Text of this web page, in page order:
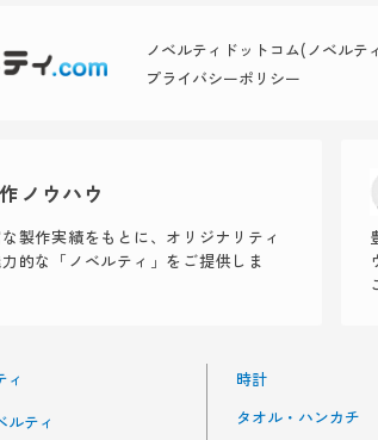
ノベルティドットコム(ノベルテ
プライバシーポリシー
ノウハウ
製作実績をもとに、オリジナリティ
的な「ノベルティ」をご提供しま
ィ
ルティ
時計
タオル・ハンカチ